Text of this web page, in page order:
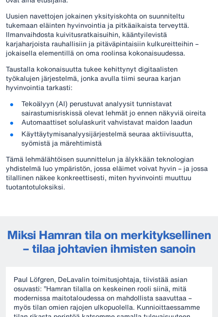
Uusien navettojen jokainen yksityiskohta on suunniteltu
tukemaan eläinten hyvinvointia ja pitkäaikaista terveyttä.
Ilmanvaihdosta kuivitusratkaisuihin, kääntyilevistä
karjaharjoista rauhallisiin ja pitäväpintaisiin kulkureitteihin –
jokaisella elementillä on oma roolinsa kokonaisuudessa.
Taustalla kokonaisuutta tukee kehittynyt digitaalisten
työkalujen järjestelmä, jonka avulla tiimi seuraa karjan
hyvinvointia tarkasti:
Tekoälyyn (AI) perustuvat analyysit tunnistavat
sairastumisriskissä olevat lehmät jo ennen näkyviä oireita
Automaattiset solulaskurit vahvistavat maidon laadun
Käyttäytymisanalyysijärjestelmä seuraa aktiivisuutta,
syömistä ja märehtimistä
Tämä lehmälähtöisen suunnittelun ja älykkään teknologian
yhdistelmä luo ympäristön, jossa eläimet voivat hyvin – ja jossa
tilallinen näkee konkreettisesti, miten hyvinvointi muuttuu
tuotantotuloksiksi.
Miksi Hamran tila on merkityksellinen
– tilaa johtavien ihmisten sanoin
Paul Löfgren, DeLavalin toimitusjohtaja, tiivistää asian
osuvasti: ”Hamran tilalla on keskeinen rooli siinä, mitä
modernissa maitotaloudessa on mahdollista saavuttaa –
myös tilan omien rajojen ulkopuolella. Kunnioittaessamme